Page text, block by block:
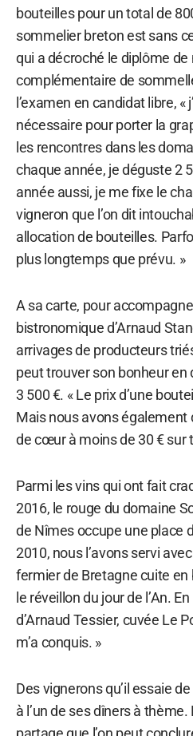
bouteilles pour un total de
sommelier breton est sans
qui a décroché le diplôme de
complémentaire de
l’examen en candidat libre, «
nécessaire pour porter la
les rencontres dans les
chaque année, je déguste 2
année aussi, je me fixe le
vigneron que l’on dit
allocation de bouteilles.
plus longtemps que prévu. »
A sa carte, pour
bistronomique d’Arnaud
arrivages de producteurs
peut trouver son bonheur
3 500 €. « Le prix d’une
Mais nous avons également
de cœur à moins de 30 € sur
Parmi les vins qui ont fait
2016, le rouge du domaine
de Nîmes occupe une place
2010, nous l’avons servi
fermier de Bretagne cuite
le réveillon du jour de l’An.
d’Arnaud Tessier, cuvée Le
m’a conquis. »
Des vignerons qu’il essaie
à l’un de ses dîners à